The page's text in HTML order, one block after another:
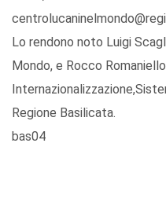
Lo rendono noto Luigi
Mondo, e Rocco
Regione Basilicata.
bas04